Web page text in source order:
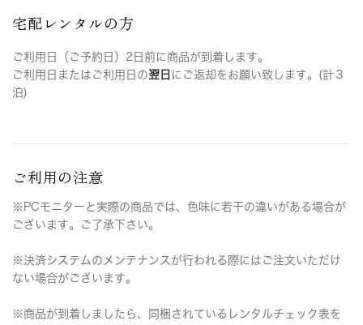
宅配レンタルの方
ご利用日（ご予約日）2日前に商品が到着します。
ご利用日またはご利用日の翌日 にご返却をお願い致します。(計３
泊)
ご利用の注意
※PCモニターと実際の商品では、色味に若干の違いがある場合が
ございます。ご了承下さい。
※決済システムのメンテナンスが行われる際にはご注文いただけ
ない場合がございます。
※商品が到着しましたら、同梱されているレンタルチェック表を